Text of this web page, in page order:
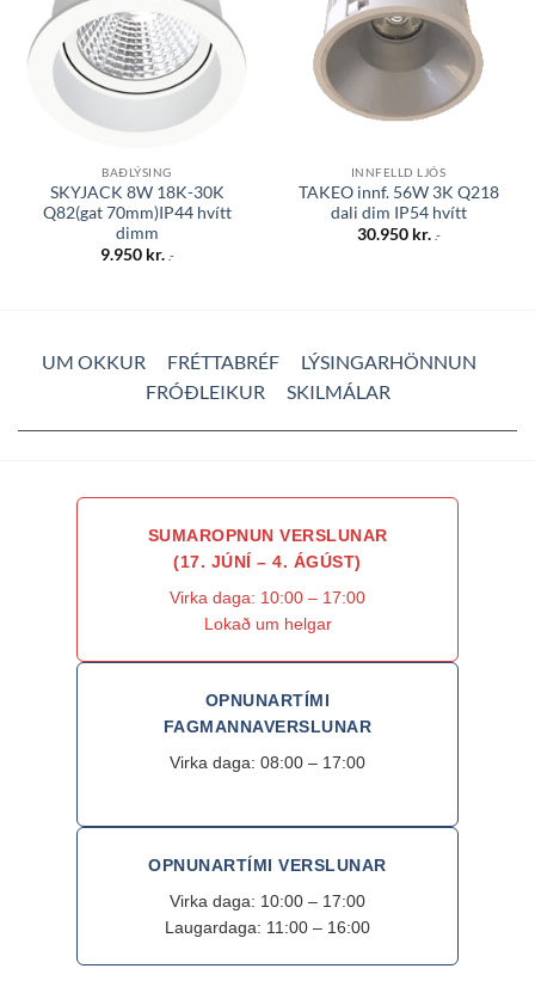
BAÐLÝSING
SKYJACK 8W 18K-30K
Q82(gat 70mm)IP44 hvítt
dimm
9.950 kr. .-
INNFELLD LJÓS
TAKEO innf. 56W 3K Q218
dali dim IP54 hvítt
30.950 kr. .-
UM OKKUR FRÉTTABRÉF
LÝSINGARHÖNNUN
FRÓÐLEIKUR
SKILMÁLAR
SUMAROPNUN VERSLUNAR
(17. JÚNÍ – 4. ÁGÚST)
Virka daga: 10:00 – 17:00
Lokað um helgar
OPNUNARTÍMI
FAGMANNAVERSLUNAR
Virka daga: 08:00 – 17:00
OPNUNARTÍMI VERSLUNAR
Virka daga: 10:00 – 17:00
Laugardaga: 11:00 – 16:00